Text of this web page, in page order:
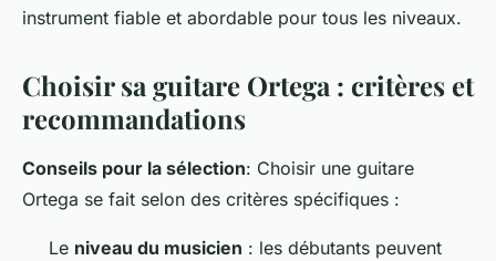
instrument fiable et abordable pour tous les niveaux.
Choisir sa guitare Ortega : critères et
recommandations
Conseils pour la sélection: Choisir une guitare
Ortega se fait selon des critères spécifiques :
Le niveau du musicien : les débutants peuvent